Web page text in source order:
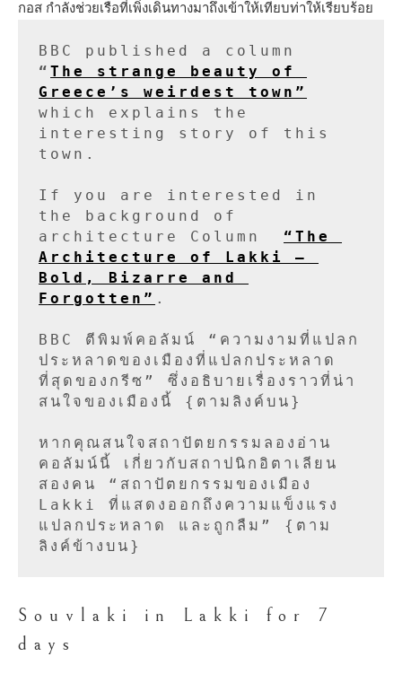
กอส กำลังช่วยเรือที่เพิ่งเดินทางมาถึงเข้าให้เทียบท่าให้เรียบร้อย
“The strange beauty of
Greece’s weirdest town”
which explains the
interesting story of this
town.
If you are interested in
the background of
architecture Column
“The
Architecture of Lakki —
Bold, Bizarre and
Forgotten” .
BBC ตีพิมพ์คอลัมน์ “ความงามที่แปลก
ประหลาดของเมืองที่แปลกประหลาด
ที่สุดของกรีซ” ซึ่งอธิบายเรื่องราวที่น่า
สนใจของเมืองนี้ {ตามลิงค์บน}
หากคุณสนใจสถาปัตยกรรมลองอ่าน
คอลัมน์นี้ เกี่ยวกับสถาปนิกอิตาเลียน
สองคน “สถาปัตยกรรมของเมือง
Lakki ที่แสดงออกถึงความแข็งแรง
แปลกประหลาด และถูกลืม” {ตาม
ลิงค์ข้างบน}
Souvlaki in Lakki for 7
days